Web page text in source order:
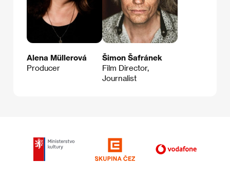
Alena Müllerová
Producer
Šimon Šafránek
Film Director,
Journalist